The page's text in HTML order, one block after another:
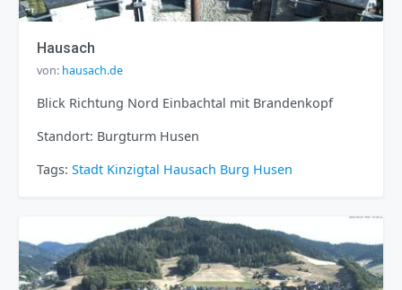
Hausach
von: hausach.de
Blick Richtung Nord Einbachtal mit Brandenkopf
Standort: Burgturm Husen
Tags: Stadt Kinzigtal Hausach Burg Husen